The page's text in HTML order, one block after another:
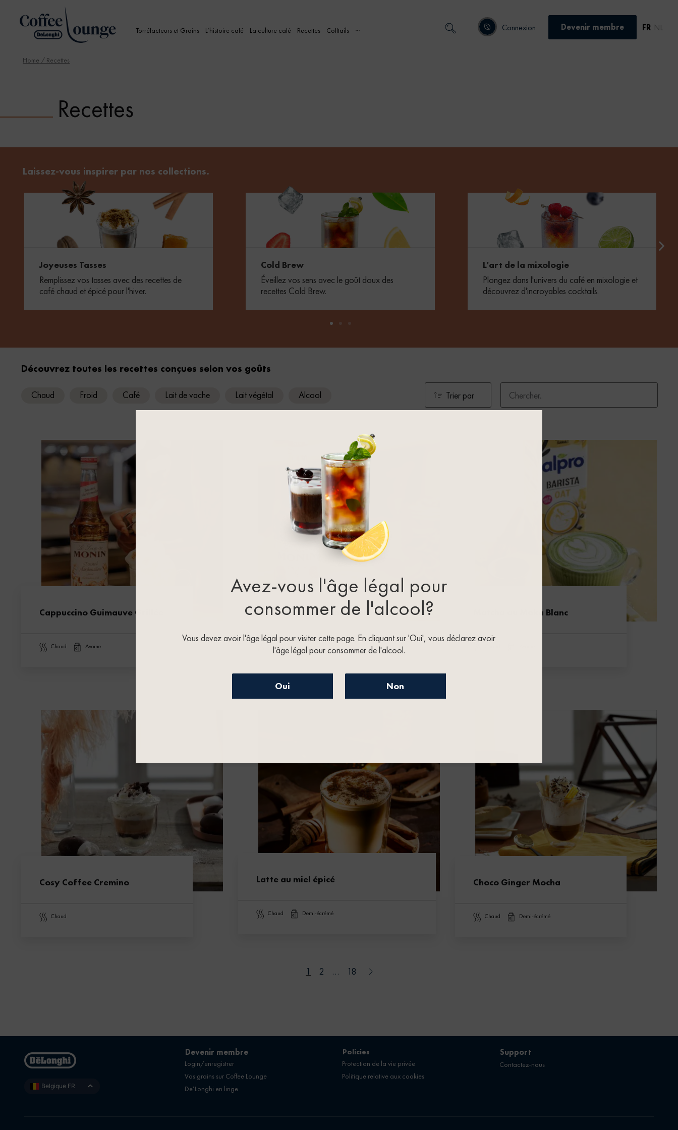
Torréfacteurs et Grains L’histoire café La culture café Recettes Cofftails ··· Connexion Devenir membre FR NL
Home / Recettes
Recettes
Laissez-vous inspirer par nos collections.
Joyeuses Tasses
Remplissez vos tasses avec des recettes de
café chaud et épicé pour l'hiver.
Cold Brew
Éveillez vos sens avec le goût doux des
recettes Cold Brew.
L'art de la mixologie
Plongez dans l'univers du café en mixologie et
découvrez d'incroyables cocktails.
Découvrez toutes les recettes conçues selon vos goûts
Chaud Froid Café Lait de vache Lait végétal Alcool
Cappuccino Guimauve Grillée
chaud avoine
Latte Macchiato Cinnamon roll
chaud avoine
Matcha au Moka Blanc
Cosy Coffee Cremino
chaud
Latte au miel épicé
chaud demi-écrémé
Choco Ginger Mocha
chaud demi-écrémé
1 2 … 18
Avez-vous l'âge légal pour
consommer de l'alcool?
Vous devez avoir l'âge légal pour visiter cette page. En cliquant sur 'Oui', vous déclarez avoir
l'âge légal pour consommer de l'alcool.
Oui Non
Belgique FR
Devenir membre
Login/enregistrer
Vos grains sur Coffee Lounge
De’Longhi en linge
Policies
Protection de la vie privée
Politique relative aux cookies
Support
Contactez-nous